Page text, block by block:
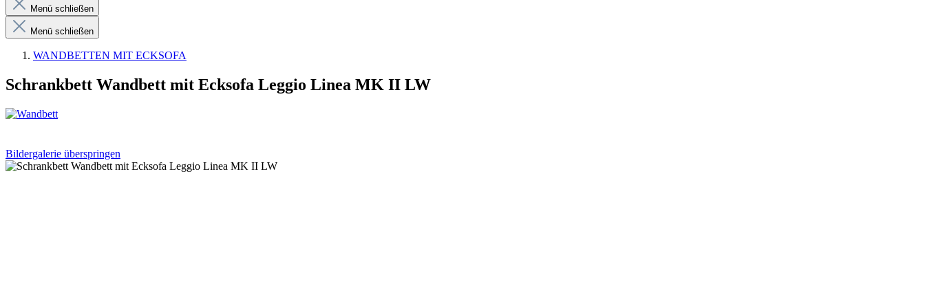
Menü schließen
Menü schließen
WANDBETTEN MIT ECKSOFA
Schrankbett Wandbett mit Ecksofa Leggio Linea MK II LW
Bildergalerie überspringen